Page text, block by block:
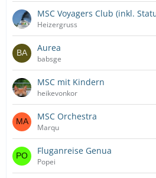
MSC Voyagers Club (inkl.
Heizergruss
Aurea
babsge
MSC mit Kindern
heikevonkor
MSC Orchestra
Marqu
Fluganreise Genua
Popei